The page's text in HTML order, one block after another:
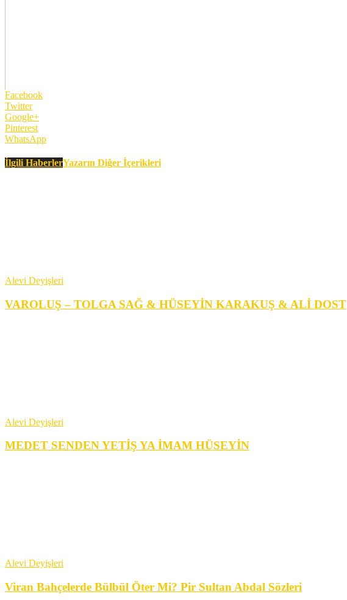
Facebook
Twitter
Google+
Pinterest
WhatsApp
İlgili HaberlerYazarın Diğer İçerikleri
Alevi Deyişleri
VAROLUŞ – TOLGA SAĞ & HÜSEYİN KARAKUŞ & ALİ DOST
Alevi Deyişleri
MEDET SENDEN YETİŞ YA İMAM HÜSEYİN
Alevi Deyişleri
Viran Bahçelerde Bülbül Öter Mi? Pir Sultan Abdal Sözleri